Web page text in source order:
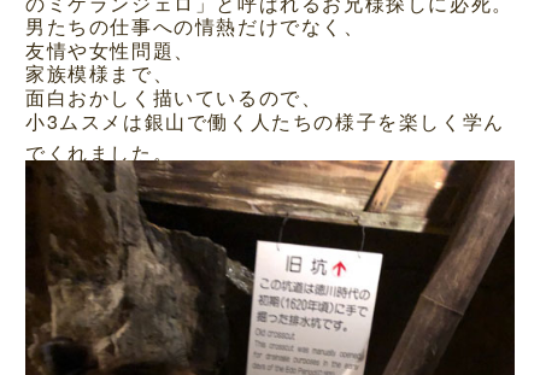
男たちの仕事への情熱だけでなく、
友情や女性問題、
家族模様まで、
面白おかしく描いているので、
小3ムスメは銀山で働く人たちの様子を楽しく学ん
でくれました。